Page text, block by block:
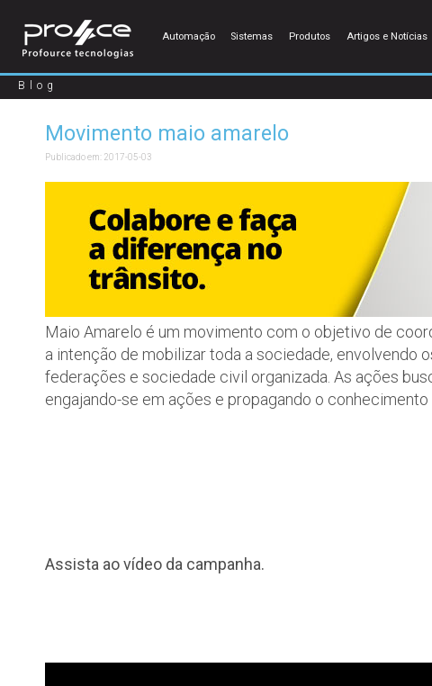
Automação Sistemas Produtos Artigos e Notícias
Blog
Movimento maio amarelo
Publicado em: 2017-05-03
Maio Amarelo é um movimento com o objetivo de
a intenção de mobilizar toda a sociedade, envolvendo
federações e sociedade civil organizada. As ações
engajando-se em ações e propagando o
Assista ao vídeo da campanha.